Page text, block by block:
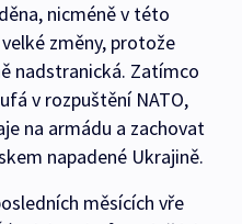
nicméně v této
změny, protože
nadstranická. Zatímco
v rozpuštění NATO,
na armádu a zachovat
napadené Ukrajině.
měsících vře